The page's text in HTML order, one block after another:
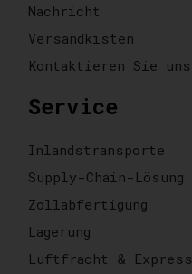
Nachricht
Versandkisten
Kontaktieren Sie uns
Service
Inlandstransporte
Supply-Chain-Lösung
Zollabfertigung
Lagerung
Luftfracht & Express